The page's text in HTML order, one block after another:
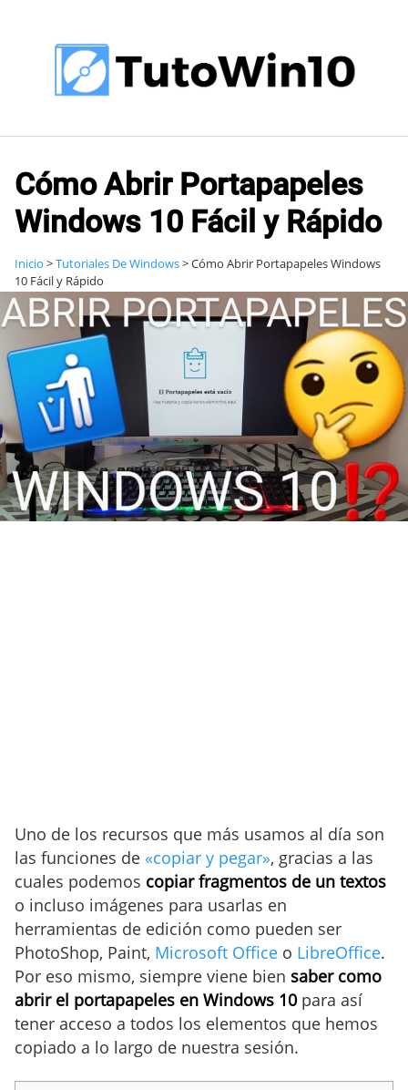
contenido
Cómo Abrir Portapapeles
Windows 10 Fácil y Rápido
Inicio >Tutoriales De Windows>Cómo Abrir Portapapeles Windows
10 Fácil y Rápido
Uno de los recursos que más usamos al día son
las funciones de «copiar y pegar», gracias a las
cuales podemos copiar fragmentos de un textos
o incluso imágenes para usarlas en
herramientas de edición como pueden ser
PhotoShop, Paint, Microsoft Office o LibreOffice.
Por eso mismo, siempre viene bien saber como
abrir el portapapeles en Windows 10 para así
tener acceso a todos los elementos que hemos
copiado a lo largo de nuestra sesión.